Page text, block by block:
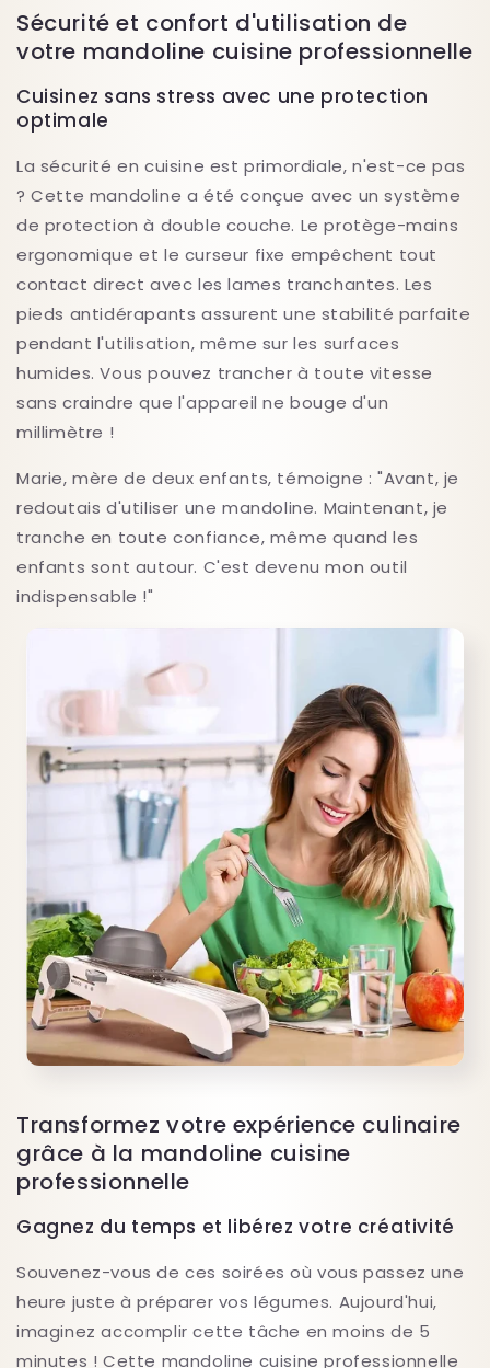
Sécurité et confort d'utilisation de
votre mandoline cuisine professionnelle
Cuisinez sans stress avec une protection
optimale
La sécurité en cuisine est primordiale, n'est-ce pas
? Cette mandoline a été conçue avec un système
de protection à double couche. Le protège-mains
ergonomique et le curseur fixe empêchent tout
contact direct avec les lames tranchantes. Les
pieds antidérapants assurent une stabilité parfaite
pendant l'utilisation, même sur les surfaces
humides. Vous pouvez trancher à toute vitesse
sans craindre que l'appareil ne bouge d'un
millimètre !
Marie, mère de deux enfants, témoigne : "Avant, je
redoutais d'utiliser une mandoline. Maintenant, je
tranche en toute confiance, même quand les
enfants sont autour. C'est devenu mon outil
indispensable !"
Transformez votre expérience culinaire
grâce à la mandoline cuisine
professionnelle
Gagnez du temps et libérez votre créativité
Souvenez-vous de ces soirées où vous passez une
heure juste à préparer vos légumes. Aujourd'hui,
imaginez accomplir cette tâche en moins de 5
minutes ! Cette mandoline cuisine professionnelle